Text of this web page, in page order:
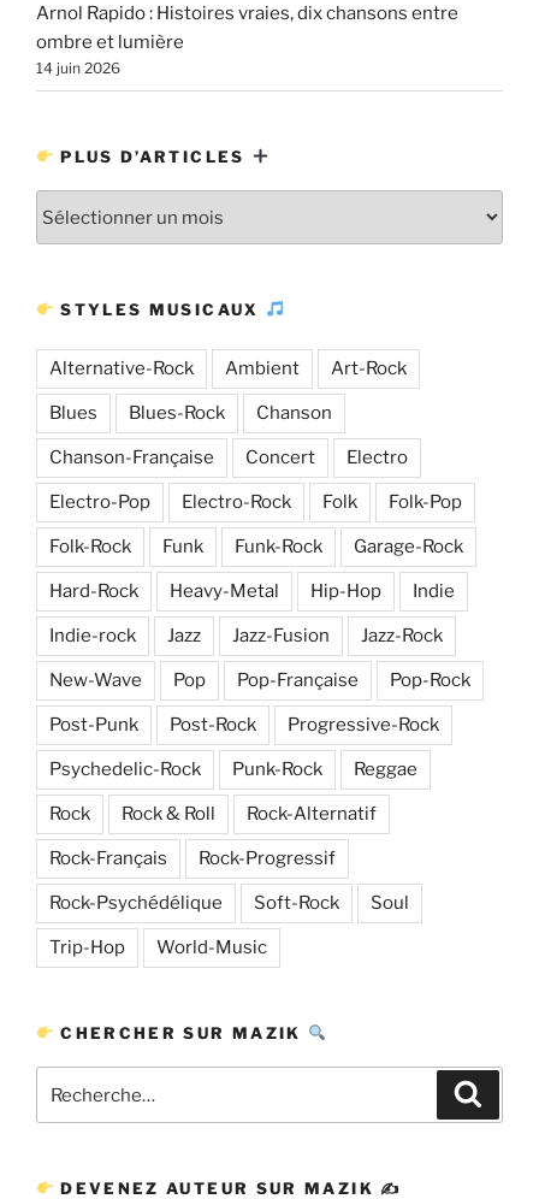
Arnol Rapido : Histoires vraies, dix chansons entre
ombre et lumière
14 juin 2026
PLUS D’ARTICLES
STYLES MUSICAUX
Alternative-Rock Ambient Art-Rock
Blues Blues-Rock Chanson
Chanson-Française Concert Electro
Electro-Pop Electro-Rock Folk Folk-Pop
Folk-Rock Funk Funk-Rock Garage-Rock
Hard-Rock Heavy-Metal Hip-Hop Indie
Indie-rock Jazz Jazz-Fusion Jazz-Rock
New-Wave Pop Pop-Française Pop-Rock
Post-Punk Post-Rock Progressive-Rock
Psychedelic-Rock Punk-Rock Reggae
Rock Rock & Roll Rock-Alternatif
Rock-Français Rock-Progressif
Rock-Psychédélique Soft-Rock Soul
Trip-Hop World-Music
CHERCHER SUR MAZIK
pour
DEVENEZ AUTEUR SUR MAZIK ✍